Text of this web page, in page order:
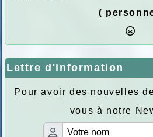
(
Lettre d'information
Pour avoir des nouvelles
vous à notre